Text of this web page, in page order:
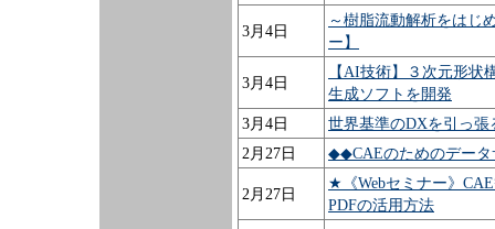
3月4日
～樹脂流動解析をはじ
ー】
3月4日
【AI技術】３次元形
生成ソフトを開発
3月4日
世界基準のDXを引っ
2月27日
◆◆CAEのためのデー
2月27日
★《Webセミナー》
PDFの活用方法